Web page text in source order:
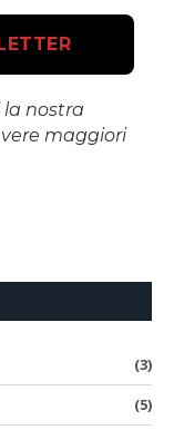
la nostra
maggiori
(3)
(5)